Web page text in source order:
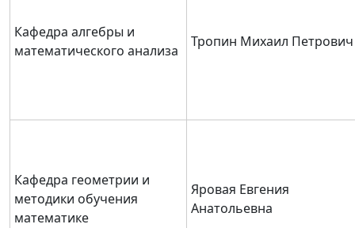
Кафедра алгебры и
математического анализа
Тропин Михаил Петрович
Кафедра геометрии и
методики обучения
математике
Яровая Евгения
Анатольевна